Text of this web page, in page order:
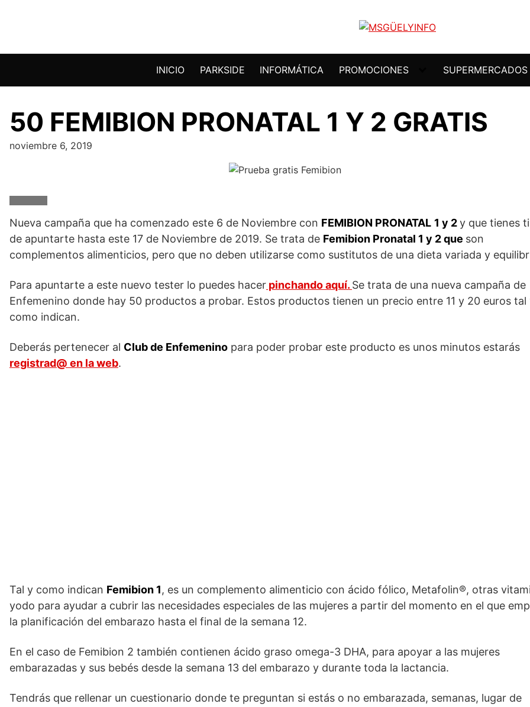
INICIO PARKSIDE INFORMÁTICA PROMOCIONES SUPERMERCADOS
50 FEMIBION PRONATAL 1 Y 2 GRATIS
noviembre 6, 2019
Nueva campaña que ha comenzado este 6 de Noviembre con FEMIBION PRONATAL 1 y 2y que tienes
de apuntarte hasta este 17 de Noviembre de 2019. Se trata de Femibion Pronatal 1 y 2 que son
complementos alimenticios, pero que no deben utilizarse como sustitutos de una dieta variada y
Para apuntarte a este nuevo tester lo puedes hacer pinchando aquí. Se trata de una nueva campaña de
Enfemenino donde hay 50 productos a probar. Estos productos tienen un precio entre 11 y 20 euros tal
como indican.
Deberás pertenecer al Club de Enfemenino para poder probar este producto es unos minutos estarás
registrad@ en la web.
Tal y como indican Femibion 1, es un complemento alimenticio con ácido fólico, Metafolin®, otras
yodo para ayudar a cubrir las necesidades especiales de las mujeres a partir del momento en el que
la planificación del embarazo hasta el final de la semana 12.
En el caso de Femibion 2 también contienen ácido graso omega-3 DHA, para apoyar a las mujeres
embarazadas y sus bebés desde la semana 13 del embarazo y durante toda la lactancia.
Tendrás que rellenar un cuestionario donde te preguntan si estás o no embarazada, semanas, lugar de